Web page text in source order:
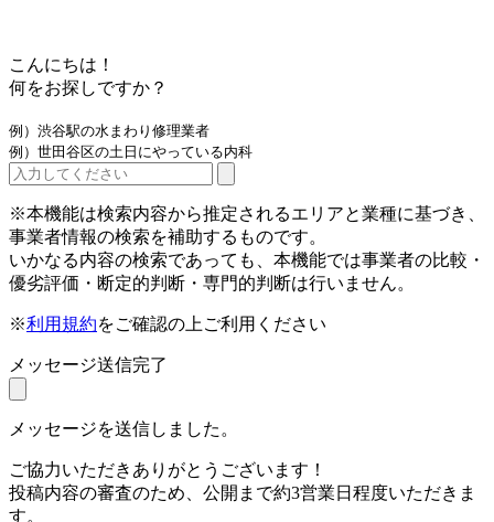
こんにちは！
何をお探しですか？
例）渋谷駅の水まわり修理業者
例）世田谷区の土日にやっている内科
※本機能は検索内容から推定されるエリアと業種に基づき、
事業者情報の検索を補助するものです。
いかなる内容の検索であっても、本機能では事業者の比較・
優劣評価・断定的判断・専門的判断は行いません。
※利用規約をご確認の上ご利用ください
メッセージ送信完了
メッセージを送信しました。
ご協力いただきありがとうございます！
投稿内容の審査のため、公開まで約3営業日程度いただきま
す。